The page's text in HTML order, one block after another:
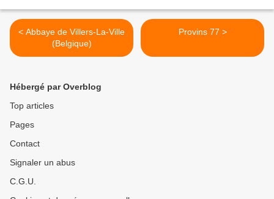
< Abbaye de Villers-La-Ville
(Belgique)
Provins 77 >
Hébergé par Overblog
Top articles
Pages
Contact
Signaler un abus
C.G.U.